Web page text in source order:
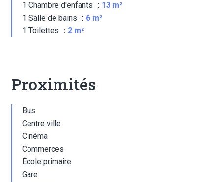
1 Chambre d'enfants
13 m²
1 Salle de bains
6 m²
1 Toilettes
2 m²
Proximités
Bus
Centre ville
Cinéma
Commerces
École primaire
Gare